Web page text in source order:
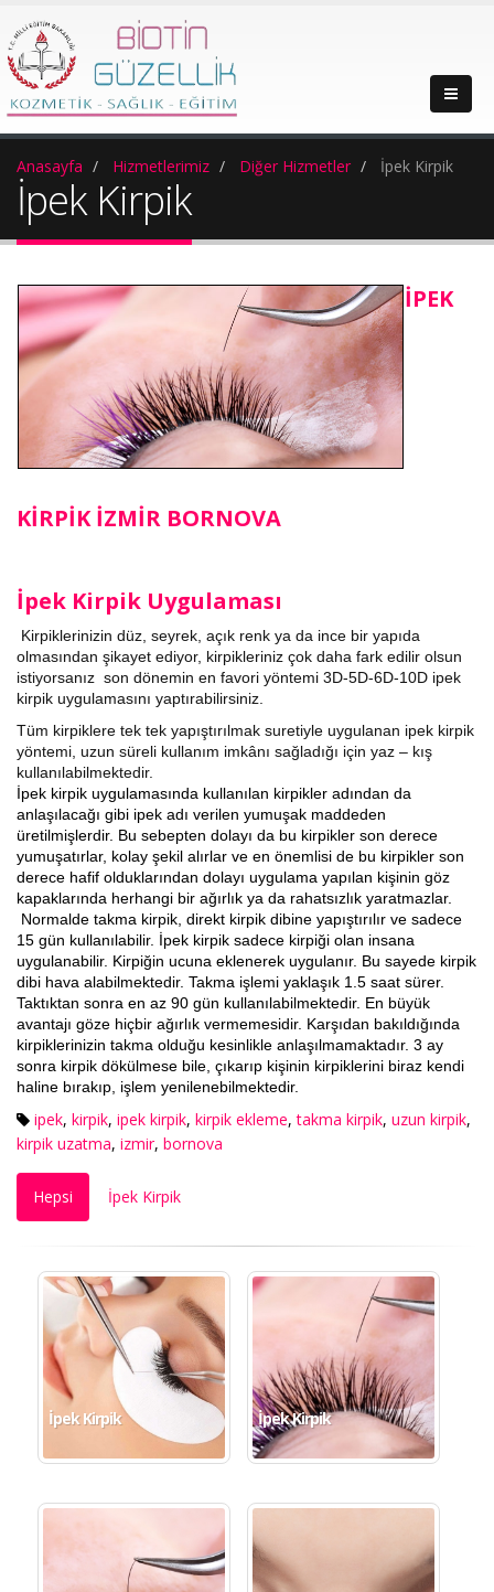
Anasayfa Hizmetlerimiz Diğer Hizmetler İpek Kirpik
İpek Kirpik
İPEK
KİRPİK İZMİR BORNOVA
İpek Kirpik Uygulaması
Kirpiklerinizin düz, seyrek, açık renk ya da ince bir yapıda
olmasından şikayet ediyor, kirpikleriniz çok daha fark edilir olsun
istiyorsanız son dönemin en favori yöntemi 3D-5D-6D-10D ipek
kirpik uygulamasını yaptırabilirsiniz.
Tüm kirpiklere tek tek yapıştırılmak suretiyle uygulanan ipek kirpik
yöntemi, uzun süreli kullanım imkânı sağladığı için yaz – kış
kullanılabilmektedir.
İpek kirpik uygulamasında kullanılan kirpikler adından da
anlaşılacağı gibi ipek adı verilen yumuşak maddeden
üretilmişlerdir. Bu sebepten dolayı da bu kirpikler son derece
yumuşatırlar, kolay şekil alırlar ve en önemlisi de bu kirpikler son
derece hafif olduklarından dolayı uygulama yapılan kişinin göz
kapaklarında herhangi bir ağırlık ya da rahatsızlık yaratmazlar.
Normalde takma kirpik, direkt kirpik dibine yapıştırılır ve sadece
15 gün kullanılabilir. İpek kirpik sadece kirpiği olan insana
uygulanabilir. Kirpiğin ucuna eklenerek uygulanır. Bu sayede kirpik
dibi hava alabilmektedir. Takma işlemi yaklaşık 1.5 saat sürer.
Taktıktan sonra en az 90 gün kullanılabilmektedir. En büyük
avantajı göze hiçbir ağırlık vermemesidir. Karşıdan bakıldığında
kirpiklerinizin takma olduğu kesinlikle anlaşılmamaktadır. 3 ay
sonra kirpik dökülmese bile, çıkarıp kişinin kirpiklerini biraz kendi
haline bırakıp, işlem yenilenebilmektedir.
ipek, kirpik, ipek kirpik, kirpik ekleme,takma kirpik, uzun kirpik,
kirpik uzatma, izmir, bornova
Hepsi İpek Kirpik
İpek Kirpik İpek Kirpik